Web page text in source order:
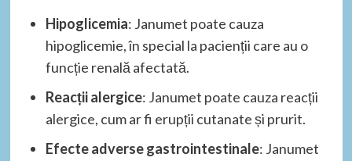
Hipoglicemia: Janumet poate cauza
hipoglicemie, în special la pacienții care au o
funcție renală afectată.
Reacții alergice: Janumet poate cauza reacții
alergice, cum ar fi erupții cutanate și prurit.
Efecte adverse gastrointestinale: Janumet